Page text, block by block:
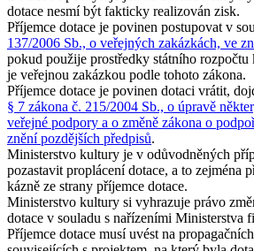
dotace nesmí být fakticky realizován zisk.
Příjemce dotace je povinen postupovat v
137/2006 Sb., o veřejných zakázkách, ve
pokud použije prostředky státního rozpočtu
je veřejnou zakázkou podle tohoto zákona.
Příjemce dotace je povinen dotaci vrátit,
§ 7 zákona č. 215/2004 Sb., o úpravě
veřejné podpory a o změně zákona o
znění pozdějších předpisů.
Ministerstvo kultury je v odůvodněných
pozastavit proplácení dotace, a to zejména
kázně ze strany příjemce dotace.
Ministerstvo kultury si vyhrazuje právo
dotace v souladu s nařízeními Ministerstva
Příjemce dotace musí uvést na